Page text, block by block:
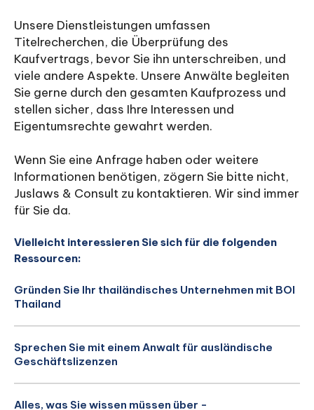
Unsere Dienstleistungen umfassen
Titelrecherchen, die Überprüfung des
Kaufvertrags, bevor Sie ihn unterschreiben, und
viele andere Aspekte. Unsere Anwälte begleiten
Sie gerne durch den gesamten Kaufprozess und
stellen sicher, dass Ihre Interessen und
Eigentumsrechte gewahrt werden.
Wenn Sie eine Anfrage haben oder weitere
Informationen benötigen, zögern Sie bitte nicht,
Juslaws & Consult zu kontaktieren. Wir sind immer
für Sie da.
Vielleicht interessieren Sie sich für die folgenden
Ressourcen:
Gründen Sie Ihr thailändisches Unternehmen mit BOI
Thailand
Sprechen Sie mit einem Anwalt für ausländische
Geschäftslizenzen
Alles, was Sie wissen müssen über -